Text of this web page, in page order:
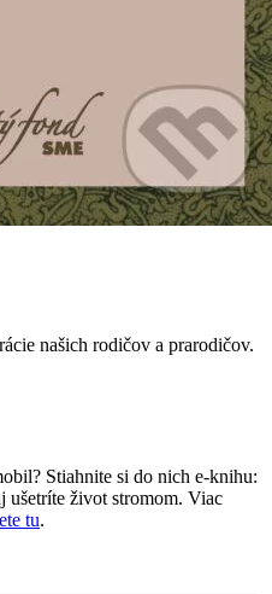
našich rodičov a prarodičov.
Stiahnite si do nich e-knihu:
ušetríte život stromom. Viac
tu.